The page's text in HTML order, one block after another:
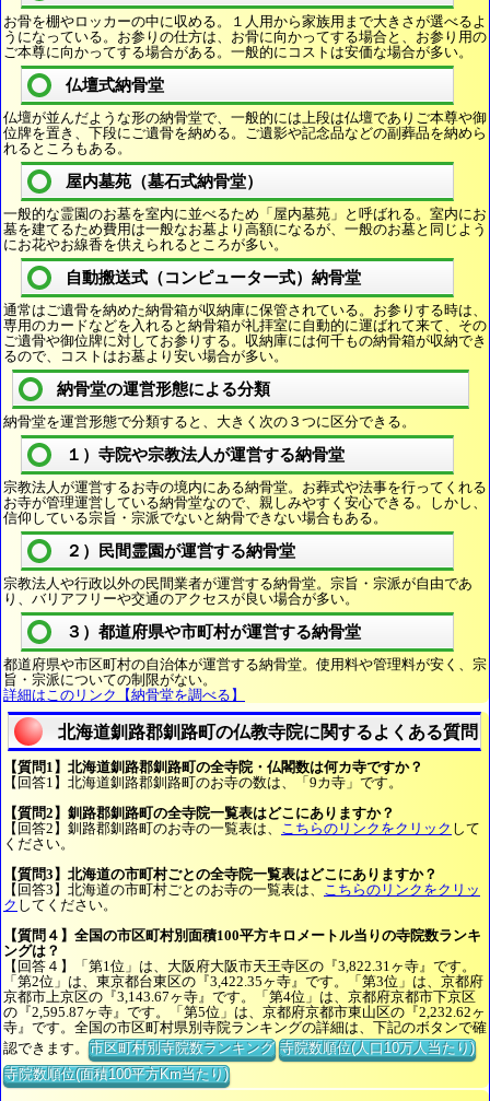
お骨を棚やロッカーの中に収める。１人用から家族用まで大きさが選べるよ
うになっている。お参りの仕方は、お骨に向かってする場合と、お参り用の
ご本尊に向かってする場合がある。一般的にコストは安価な場合が多い。
仏壇式納骨堂
仏壇が並んだような形の納骨堂で、一般的には上段は仏壇でありご本尊や御
位牌を置き、下段にご遺骨を納める。ご遺影や記念品などの副葬品を納めら
れるところもある。
屋内墓苑（墓石式納骨堂）
一般的な霊園のお墓を室内に並べるため「屋内墓苑」と呼ばれる。室内にお
墓を建てるため費用は一般なお墓より高額になるが、一般のお墓と同じよう
にお花やお線香を供えられるところが多い。
自動搬送式（コンピューター式）納骨堂
通常はご遺骨を納めた納骨箱が収納庫に保管されている。お参りする時は、
専用のカードなどを入れると納骨箱が礼拝室に自動的に運ばれて来て、その
ご遺骨や御位牌に対してお参りする。収納庫には何千もの納骨箱が収納でき
るので、コストはお墓より安い場合が多い。
納骨堂の運営形態による分類
納骨堂を運営形態で分類すると、大きく次の３つに区分できる。
１）寺院や宗教法人が運営する納骨堂
宗教法人が運営するお寺の境内にある納骨堂。お葬式や法事を行ってくれる
お寺が管理運営している納骨堂なので、親しみやすく安心できる。しかし、
信仰している宗旨・宗派でないと納骨できない場合もある。
２）民間霊園が運営する納骨堂
宗教法人や行政以外の民間業者が運営する納骨堂。宗旨・宗派が自由であ
り、バリアフリーや交通のアクセスが良い場合が多い。
３）都道府県や市町村が運営する納骨堂
都道府県や市区町村の自治体が運営する納骨堂。使用料や管理料が安く、宗
旨・宗派についての制限がない。
詳細はこのリンク【納骨堂を調べる】
北海道釧路郡釧路町の仏教寺院に関するよくある質問
【質問1】北海道釧路郡釧路町の全寺院・仏閣数は何カ寺ですか？
【回答1】北海道釧路郡釧路町のお寺の数は、「9カ寺」です。
【質問2】釧路郡釧路町の全寺院一覧表はどこにありますか？
【回答2】釧路郡釧路町のお寺の一覧表は、 こちらのリンクをクリック して
ください。
【質問3】北海道の市町村ごとの全寺院一覧表はどこにありますか？
【回答3】北海道の市町村ごとのお寺の一覧表は、 こちらのリンクをクリッ
ク してください。
【質問４】全国の市区町村別面積100平方キロメートル当りの寺院数ランキ
ングは？
【回答４】「第1位」は、大阪府大阪市天王寺区の『3,822.31ヶ寺』です。
「第2位」は、東京都台東区の『3,422.35ヶ寺』です。「第3位」は、京都府
京都市上京区の『3,143.67ヶ寺』です。「第4位」は、京都府京都市下京区
の『2,595.87ヶ寺』です。「第5位」は、京都府京都市東山区の『2,232.62ヶ
寺』です。全国の市区町村県別寺院ランキングの詳細は、下記のボタンで確
認できます。市区町村別寺院数ランキング 寺院数順位(人口10万人当たり)
寺院数順位(面積100平方Km当たり)